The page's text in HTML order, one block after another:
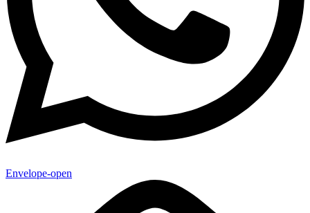
Envelope-open